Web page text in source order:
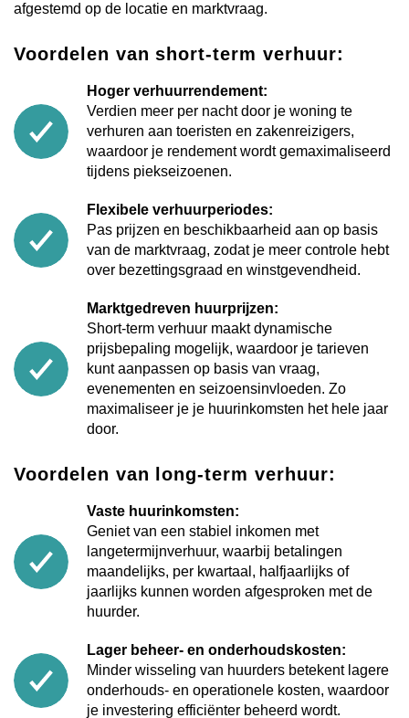
afgestemd op de locatie en marktvraag.
Voordelen van short-term verhuur:
Hoger verhuurrendement:
Verdien meer per nacht door je woning te
verhuren aan toeristen en zakenreizigers,
waardoor je rendement wordt gemaximaliseerd
tijdens piekseizoenen.
Flexibele verhuurperiodes:
Pas prijzen en beschikbaarheid aan op basis
van de marktvraag, zodat je meer controle hebt
over bezettingsgraad en winstgevendheid.
Marktgedreven huurprijzen:
Short-term verhuur maakt dynamische
prijsbepaling mogelijk, waardoor je tarieven
kunt aanpassen op basis van vraag,
evenementen en seizoensinvloeden. Zo
maximaliseer je je huurinkomsten het hele jaar
door.
Voordelen van long-term verhuur:
Vaste huurinkomsten:
Geniet van een stabiel inkomen met
langetermijnverhuur, waarbij betalingen
maandelijks, per kwartaal, halfjaarlijks of
jaarlijks kunnen worden afgesproken met de
huurder.
Lager beheer- en onderhoudskosten:
Minder wisseling van huurders betekent lagere
onderhouds- en operationele kosten, waardoor
je investering efficiënter beheerd wordt.